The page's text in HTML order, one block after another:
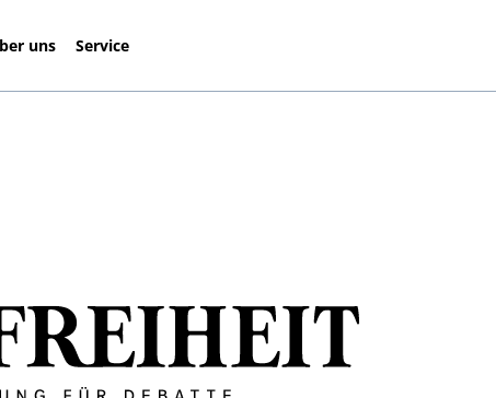
uns Service